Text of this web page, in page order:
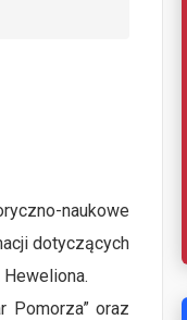
naukowe
dotyczących
Pomorza” oraz